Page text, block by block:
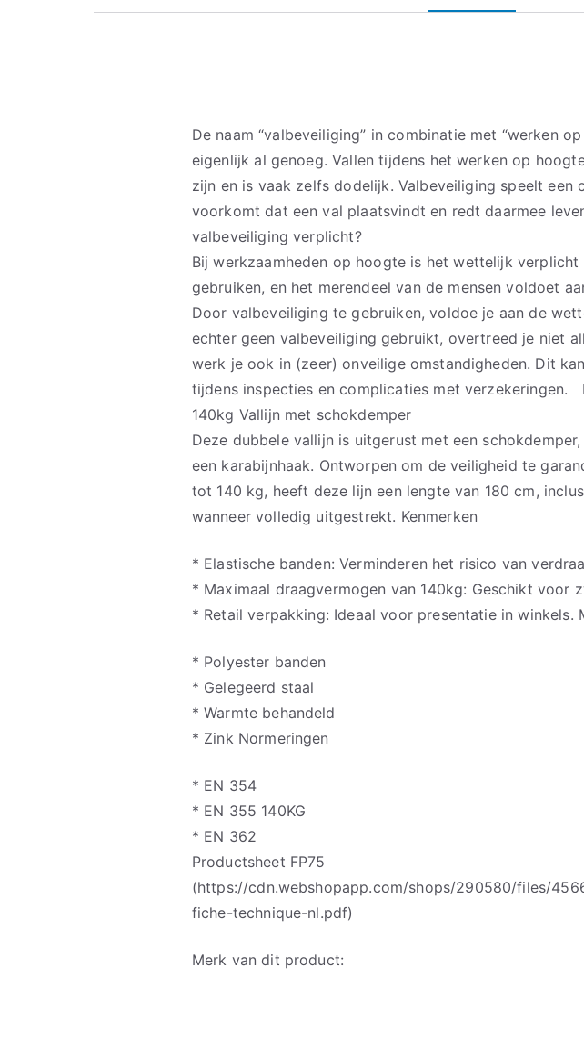
De naam “valbeveiliging” in combinatie met “werken
eigenlijk al genoeg. Vallen tijdens het werken op
zijn en is vaak zelfs dodelijk. Valbeveiliging speelt een
voorkomt dat een val plaatsvindt en redt daarmee
valbeveiliging verplicht?
Bij werkzaamheden op hoogte is het wettelijk
gebruiken, en het merendeel van de mensen voldoet
Door valbeveiliging te gebruiken, voldoe je aan de
echter geen valbeveiliging gebruikt, overtreed je niet
werk je ook in (zeer) onveilige omstandigheden. Dit
tijdens inspecties en complicaties met verzekeringen.
140kg Vallijn met schokdemper
Deze dubbele vallijn is uitgerust met een
een karabijnhaak. Ontworpen om de veiligheid te
tot 140 kg, heeft deze lijn een lengte van 180 cm,
wanneer volledig uitgestrekt. Kenmerken
* Elastische banden: Verminderen het risico van
* Maximaal draagvermogen van 140kg: Geschikt voor
* Retail verpakking: Ideaal voor presentatie in winkels.
* Polyester banden
* Gelegeerd staal
* Warmte behandeld
* Zink Normeringen
* EN 354
* EN 355 140KG
* EN 362
Productsheet FP75
(https://cdn.webshopapp.com/shops/290580/files/
fiche-technique-nl.pdf)
Merk van dit product: